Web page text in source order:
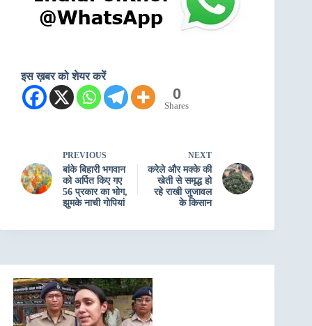
इस ख़बर को शेयर करें
0
Shares
PREVIOUS
बांके बिहारी भगवान
को अर्पित किए गए
56 प्रकार का भोग,
झुमके नाची गोपियां
NEXT
करेले और मक्के की
खेती से समृद्ध हो
रहे राखी जुजावल
के किसान